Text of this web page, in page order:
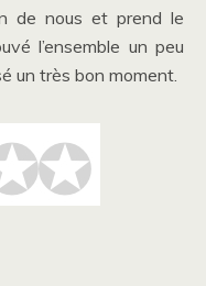
de nous et prend le
l’ensemble un peu
un très bon moment.